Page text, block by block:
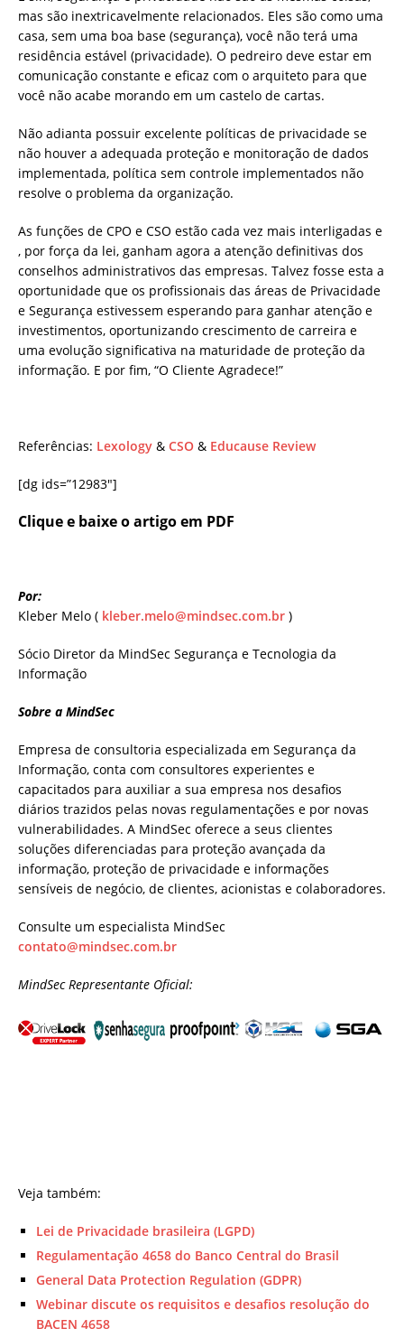
mas são inextricavelmente relacionados. Eles são como uma
casa, sem uma boa base (segurança), você não terá uma
residência estável (privacidade). O pedreiro deve estar em
comunicação constante e eficaz com o arquiteto para que
você não acabe morando em um castelo de cartas.
Não adianta possuir excelente políticas de privacidade se
não houver a adequada proteção e monitoração de dados
implementada, política sem controle implementados não
resolve o problema da organização.
As funções de CPO e CSO estão cada vez mais interligadas e
, por força da lei, ganham agora a atenção definitivas dos
conselhos administrativos das empresas. Talvez fosse esta a
oportunidade que os profissionais das áreas de Privacidade
e Segurança estivessem esperando para ganhar atenção e
investimentos, oportunizando crescimento de carreira e
uma evolução significativa na maturidade de proteção da
informação. E por fim, “O Cliente Agradece!”
Referências: Lexology & CSO & Educause Review
[dg ids=”12983″]
Clique e baixe o artigo em PDF
Por:
Kleber Melo ( kleber.melo@mindsec.com.br )
Sócio Diretor da MindSec Segurança e Tecnologia da
Informação
Sobre a MindSec
Empresa de consultoria especializada em Segurança da
Informação, conta com consultores experientes e
capacitados para auxiliar a sua empresa nos desafios
diários trazidos pelas novas regulamentações e por novas
vulnerabilidades. A MindSec oferece a seus clientes
soluções diferenciadas para proteção avançada da
informação, proteção de privacidade e informações
sensíveis de negócio, de clientes, acionistas e colaboradores.
Consulte um especialista MindSec
contato@mindsec.com.br
MindSec Representante Oficial:
Veja também:
Lei de Privacidade brasileira (LGPD)
Regulamentação 4658 do Banco Central do Brasil
General Data Protection Regulation (GDPR)
Webinar discute os requisitos e desafios resolução do
BACEN 4658